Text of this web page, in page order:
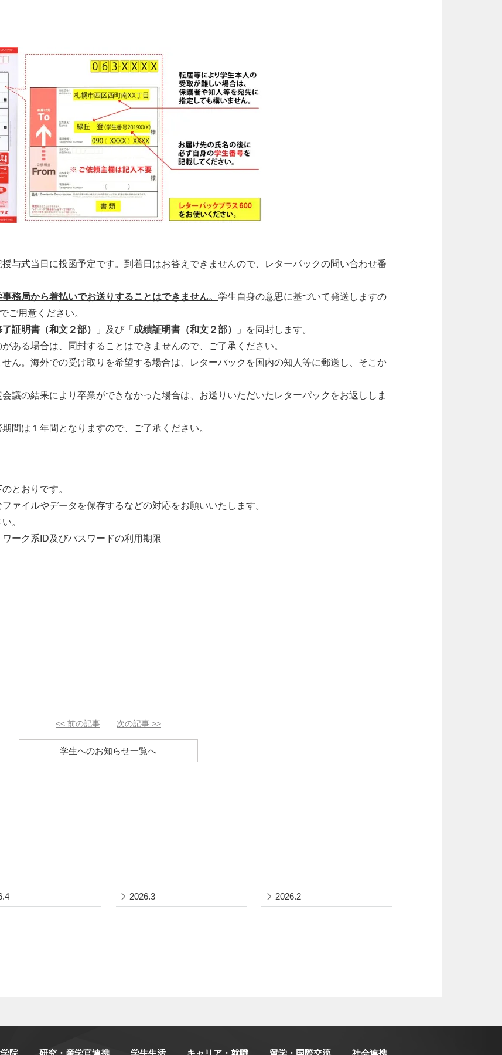
与式当日に投函予定です。到着日はお答えできませんので、レターパックの問い合わせ番
務局から着払いでお送りすることはできません。 学生自身の意思に基づいて発送しますの
ご用意ください。
証明書（和文２部） 」及び「 成績証明書（和文２部）
」を同封します。
ある場合は、同封することはできませんので、ご了承ください。
ん。海外での受け取りを希望する場合は、レターパックを国内の知人等に郵送し、そこか
議の結果により卒業ができなかった場合は、お送りいただいたレターパックをお返ししま
間は１年間となりますので、ご了承ください。
とおりです。
ァイルやデータを保存するなどの対応をお願いいたします。
。
ーク系ID及びパスワードの利用期限
<< 前の記事 次の記事 >>
学生へのお知らせ一覧へ
2026.3 2026.2